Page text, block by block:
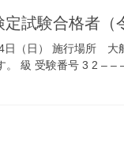
試験合格者（
（日） 施行場所 大
。 級 受験番号 3 2 –